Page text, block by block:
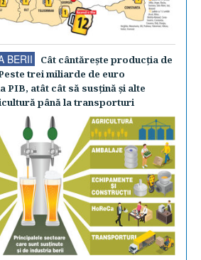
BERII
Cât cântăreşte producţia de
trei miliarde de euro
PIB, atât cât să susţină şi alte
până la transporturi